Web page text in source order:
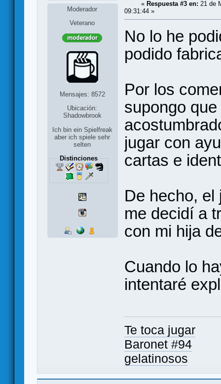
Moderador
Veterano
Mensajes: 8572
Ubicación:
Shadowbrook
Ich bin ein Spielfreak
aber ich spiele sehr
selten
Distinciones
« Respuesta #3 en: 21 de
09:31:44 »
No lo he
podido
Por los
supongo
jugar con
cartas e
De hecho, el
me decidí a
con mi hija
Cuando lo
intentaré
Te toca jugar
Baronet #94
gelatinosos